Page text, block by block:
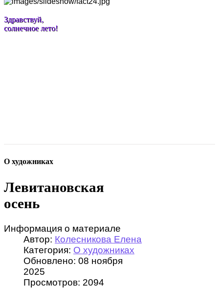
Здравствуй,
солнечное лето!
О художниках
Левитановская
осень
Информация о материале
Автор: Колесникова Елена
Категория: О художниках
Обновлено: 08 ноября
2025
Просмотров: 2094